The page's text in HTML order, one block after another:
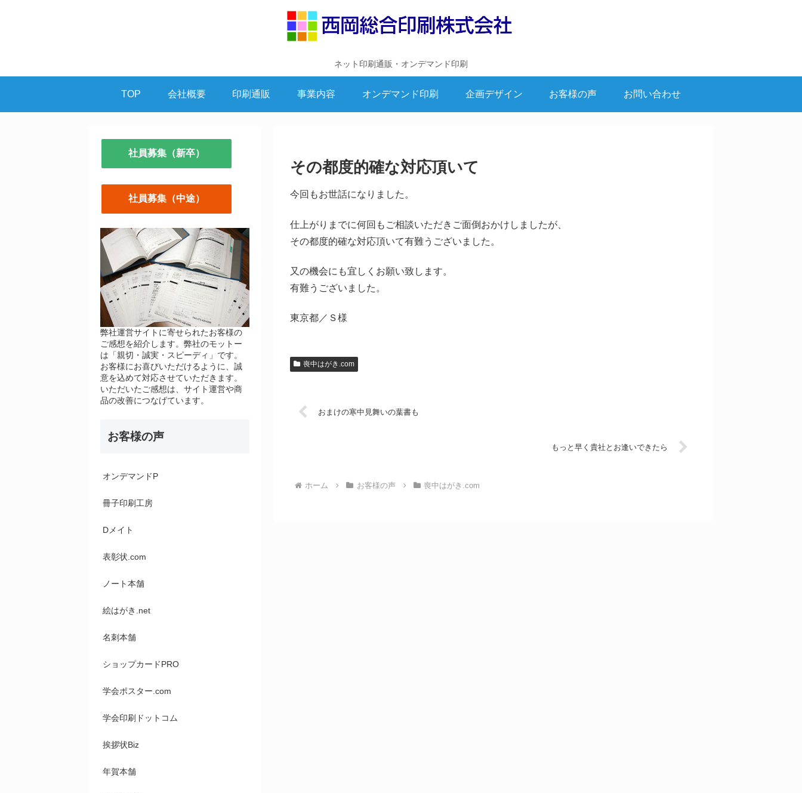
ネット印刷通販・オンデマンド印刷
TOP 会社概要 印刷通販 事業内容 オンデマンド印刷 企画デザイン お客様の声 お問い合わせ
その都度的確な対応頂いて
今回もお世話になりました。
仕上がりまでに何回もご相談いただきご面倒おかけしましたが、
その都度的確な対応頂いて有難うございました。
又の機会にも宜しくお願い致します。
有難うございました。
東京都／Ｓ様
喪中はがき.com
おまけの寒中見舞いの葉書も
もっと早く貴社とお逢いできたら
ホーム お客様の声 喪中はがき.com
社員募集（新卒）
社員募集（中途）
弊社運営サイトに寄せられたお客様の
ご感想を紹介します。弊社のモットー
は「親切・誠実・スピーディ」です。
お客様にお喜びいただけるように、誠
意を込めて対応させていただきます。
いただいたご感想は、サイト運営や商
品の改善につなげています。
お客様の声
オンデマンドP
冊子印刷工房
Dメイト
表彰状.com
ノート本舗
絵はがき.net
名刺本舗
ショップカードPRO
学会ポスター.com
学会印刷ドットコム
挨拶状Biz
年賀本舗